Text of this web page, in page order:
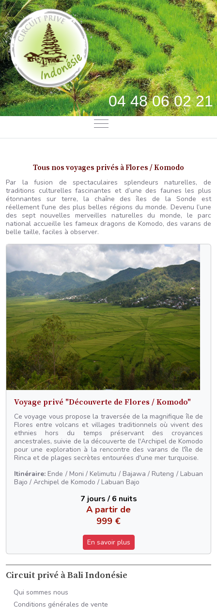
04 48 06 02 21
Mobile Menu Toggle
Tous nos voyages privés à Flores / Komodo
Par la fusion de spectaculaires splendeurs naturelles, de
traditions culturelles fascinantes et d’une des faunes les plus
étonnantes sur terre, la chaîne des îles de la Sonde est
réellement l'une des plus belles régions du monde. Devenu l’une
des sept nouvelles merveilles naturelles du monde, le parc
national accueille les fameux dragons de Komodo, des varans de
belle taille, faciles à observer.
Voyage privé "Découverte de Flores / Komodo"
Ce voyage vous propose la traversée de la magnifique île de
Flores entre volcans et villages traditionnels où vivent des
ethnies hors du temps préservant des croyances
ancestrales, suivie de la découverte de l'Archipel de Komodo
pour une exploration à la rencontre des varans de l'île de
Rinca et de plages secrètes entourées d'une mer turquoise.
Itinéraire: Ende / Moni / Kelimutu / Bajawa / Ruteng / Labuan
Bajo / Archipel de Komodo / Labuan Bajo
7 jours / 6 nuits
A partir de
999 €
En savoir plus
Circuit privé à Bali Indonésie
Qui sommes nous
Conditions générales de vente